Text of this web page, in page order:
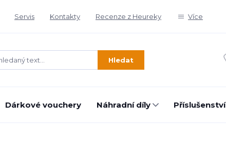
Servis Kontakty Recenze z Heureky Více
Hledat
Dárkové vouchery Náhradní díly Příslušenství